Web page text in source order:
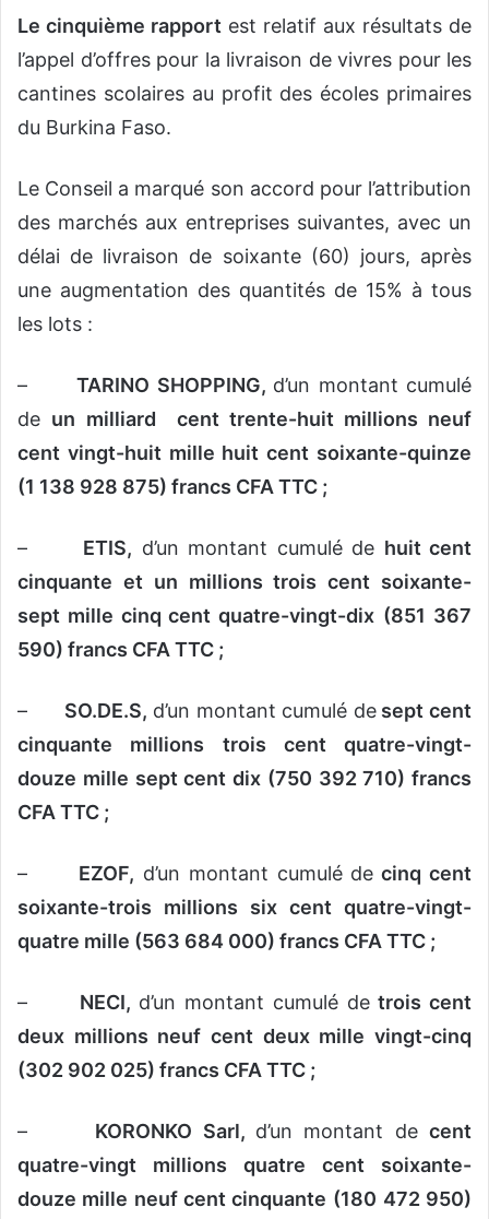
Le cinquième rapport est relatif aux résultats de
l’appel d’offres pour la livraison de vivres pour les
cantines scolaires au profit des écoles primaires
du Burkina Faso.
Le Conseil a marqué son accord pour l’attribution
des marchés aux entreprises suivantes, avec un
délai de livraison de soixante (60) jours, après
une augmentation des quantités de 15% à tous
les lots :
– TARINO SHOPPING, d’un montant cumulé
de un milliard cent trente-huit millions neuf
cent vingt-huit mille huit cent soixante-quinze
(1 138 928 875) francs CFA TTC ;
– ETIS, d’un montant cumulé de huit cent
cinquante et un millions trois cent soixante-
sept mille cinq cent quatre-vingt-dix (851 367
590) francs CFA TTC ;
– SO.DE.S, d’un montant cumulé desept cent
cinquante millions trois cent quatre-vingt-
douze mille sept cent dix (750 392 710) francs
CFA TTC ;
– EZOF, d’un montant cumulé de cinq cent
soixante-trois millions six cent quatre-vingt-
quatre mille (563 684 000) francs CFA TTC ;
– NECI, d’un montant cumulé de trois cent
deux millions neuf cent deux mille vingt-cinq
(302 902 025) francs CFA TTC ;
– KORONKO Sarl, d’un montant decent
quatre-vingt millions quatre cent soixante-
douze mille neuf cent cinquante (180 472 950)